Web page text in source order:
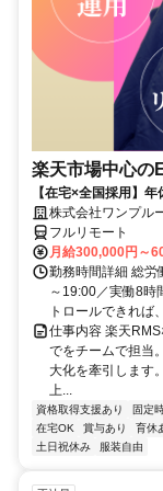
楽天市場中心の
【在宅×全国採用】
株式会社ワンプル
フルリモート
月給300,000円～
勤務時間詳細 総
～19:00／実働8時
トロールできれば
仕事内容 楽天
でをチームで担当
大化を牽引します
上...
資格取得支援あり 固定
在宅OK
賞与あり 育休
土日祝休み
服装自由